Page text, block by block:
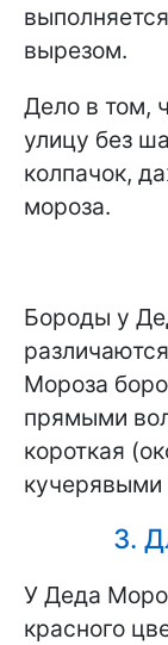
вырезом.
Дело в том,
улицу без
колпачок,
мороза.
Бороды у
Мороза
прямыми
короткая
кучерявыми
3.
У Деда
красного